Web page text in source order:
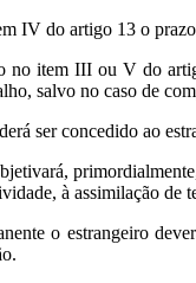
IV do artigo 13 o
item III ou V do
salvo no caso de
ser concedido ao
à assimilação de
o estrangeiro